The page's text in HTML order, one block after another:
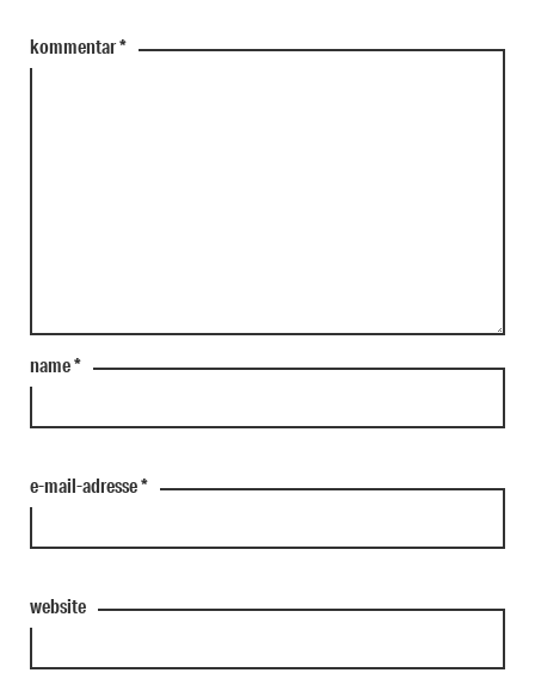
kommentar*
name*
e-mail-adresse*
website